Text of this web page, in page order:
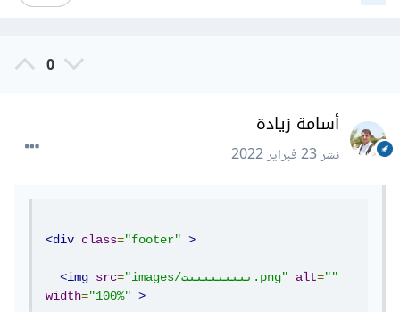
0
أسامة زيادة
نشر23 فبراير 2022
<div class="footer" >
<img src= "images/تتتتتتتتتت.png" alt=""
width="100%" >